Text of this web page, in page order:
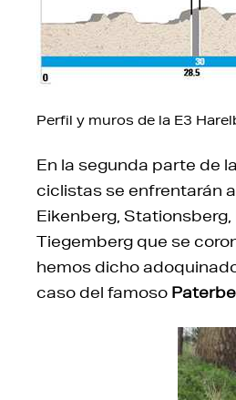
Perfil y muros de la E3
En la segunda parte de
ciclistas se enfrentarán
Eikenberg,
Tiegemberg que se
hemos dicho
caso del famoso